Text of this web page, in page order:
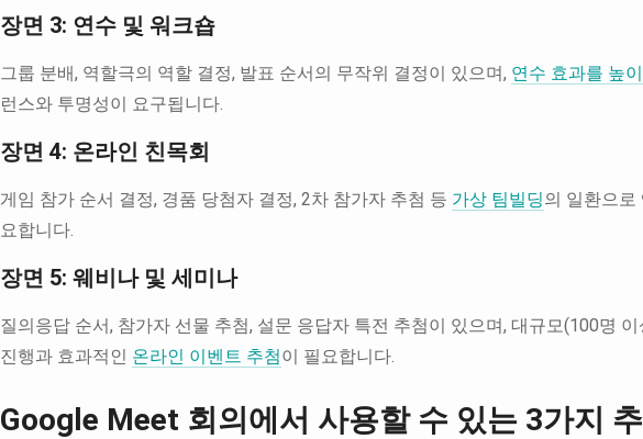
장면 3: 연수 및 워크숍
그룹 분배, 역할극의 역할 결정, 발표 순서의 무작위 결정이 있으며, 연수 효과를 높
런스와 투명성이 요구됩니다.
장면 4: 온라인 친목회
게임 참가 순서 결정, 경품 당첨자 결정, 2차 참가자 추첨 등 가상 팀빌딩의 일환으로
요합니다.
장면 5: 웨비나 및 세미나
질의응답 순서, 참가자 선물 추첨, 설문 응답자 특전 추첨이 있으며, 대규모(100명
진행과 효과적인 온라인 이벤트 추첨이 필요합니다.
Google Meet 회의에서 사용할 수 있는 3가지